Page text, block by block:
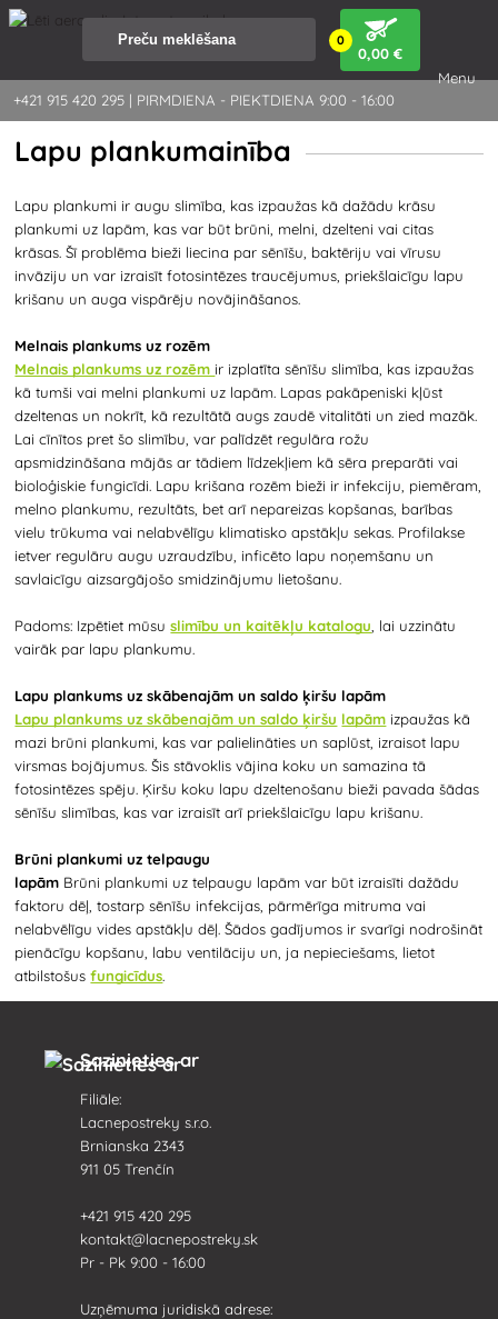
+421 915 420 295 | PIRMDIENA - PIEKTDIENA 9:00 - 16:00
0
0,00 €
Menu
Lapu plankumainība
Lapu plankumi ir augu slimība, kas izpaužas kā dažādu krāsu
plankumi uz lapām, kas var būt brūni, melni, dzelteni vai citas
krāsas. Šī problēma bieži liecina par sēnīšu, baktēriju vai vīrusu
invāziju un var izraisīt fotosintēzes traucējumus, priekšlaicīgu lapu
krišanu un auga vispārēju novājināšanos.
Melnais plankums uz rozēm
Melnais plankums uz rozēm ir izplatīta sēnīšu slimība, kas izpaužas
kā tumši vai melni plankumi uz lapām. Lapas pakāpeniski kļūst
dzeltenas un nokrīt, kā rezultātā augs zaudē vitalitāti un zied mazāk.
Lai cīnītos pret šo slimību, var palīdzēt regulāra rožu
apsmidzināšana mājās ar tādiem līdzekļiem kā sēra preparāti vai
bioloģiskie fungicīdi. Lapu krišana rozēm bieži ir infekciju, piemēram,
melno plankumu, rezultāts, bet arī nepareizas kopšanas, barības
vielu trūkuma vai nelabvēlīgu klimatisko apstākļu sekas. Profilakse
ietver regulāru augu uzraudzību, inficēto lapu noņemšanu un
savlaicīgu aizsargājošo smidzinājumu lietošanu.
Padoms: Izpētiet mūsuslimību un kaitēkļu katalogu , lai uzzinātu
vairāk par lapu plankumu.
Lapu plankums uz skābenajām un saldo ķiršu lapām
Lapu plankums uz skābenajām un saldo ķiršu lapām izpaužas kā
mazi brūni plankumi, kas var palielināties un saplūst, izraisot lapu
virsmas bojājumus. Šis stāvoklis vājina koku un samazina tā
fotosintēzes spēju. Ķiršu koku lapu dzeltenošanu bieži pavada šādas
sēnīšu slimības, kas var izraisīt arī priekšlaicīgu lapu krišanu.
Brūni plankumi uz telpaugu
lapām Brūni plankumi uz telpaugu lapām var būt izraisīti dažādu
faktoru dēļ, tostarp sēnīšu infekcijas, pārmērīga mitruma vai
nelabvēlīgu vides apstākļu dēļ. Šādos gadījumos ir svarīgi nodrošināt
pienācīgu kopšanu, labu ventilāciju un, ja nepieciešams, lietot
atbilstošusfungicīdus.
Sazinieties ar
Filiāle:
Lacnepostreky s.r.o.
Brnianska 2343
911 05 Trenčín
+421 915 420 295
kontakt@lacnepostreky.sk
Pr - Pk 9:00 - 16:00
Uzņēmuma juridiskā adrese: